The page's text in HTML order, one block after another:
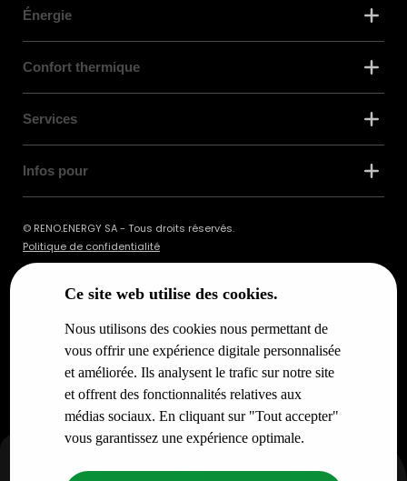
Ce site web utilise des cookies.
Nous utilisons des cookies nous permettant de
vous offrir une expérience digitale personnalisée
et améliorée. Ils analysent le trafic sur notre site
et offrent des fonctionnalités relatives aux
médias sociaux. En cliquant sur "Tout accepter"
vous garantissez une expérience optimale.
Énergie
Confort thermique
Services
Infos pour
© RENO.ENERGY SA - Tous droits réservés.
Politique de confidentialité